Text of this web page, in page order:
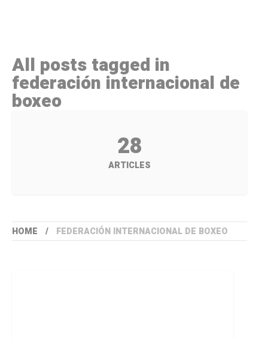
All posts tagged in
federación internacional de
boxeo
28
ARTICLES
HOME FEDERACIÓN INTERNACIONAL DE BOXEO